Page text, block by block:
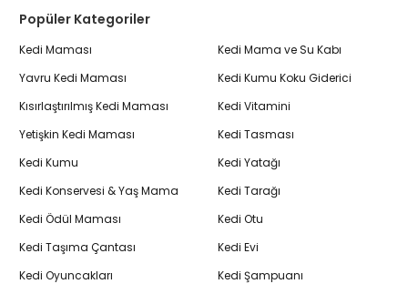
Popüler Kategoriler
Kedi Maması
Yavru Kedi Maması
Kısırlaştırılmış Kedi Maması
Yetişkin Kedi Maması
Kedi Kumu
Kedi Konservesi & Yaş Mama
Kedi Ödül Maması
Kedi Taşıma Çantası
Kedi Oyuncakları
Kedi Mama ve Su Kabı
Kedi Kumu Koku Giderici
Kedi Vitamini
Kedi Tasması
Kedi Yatağı
Kedi Tarağı
Kedi Otu
Kedi Evi
Kedi Şampuanı